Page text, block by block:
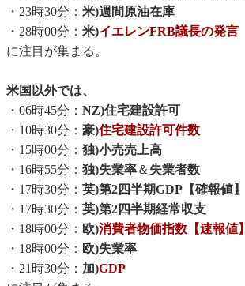
・23時30分： 米)週間原油在庫
・28時00分： 米)イエレンFRB議長の発言
に注目が集まる。
米国以外では、
・06時45分： NZ)住宅建設許可
・10時30分： 豪)住宅建設許可件数
・15時00分： 独)小売売上高
・16時55分： 独)失業率＆ 失業者数
・17時30分： 英)第2四半期GDP【確報値】
・17時30分： 英)第2四半期経常収支
・18時00分： 欧)消費者物価指数【速報値】
・18時00分： 欧)失業率
・21時30分： 加)GDP